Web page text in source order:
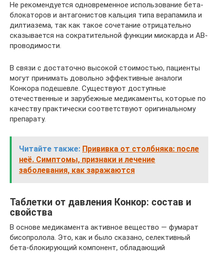
Не рекомендуется одновременное использование бета-
блокаторов и антагонистов кальция типа верапамила и
дилтиазема, так как такое сочетание отрицательно
сказывается на сократительной функции миокарда и АВ-
проводимости.
В связи с достаточно высокой стоимостью, пациенты
могут принимать довольно эффективные аналоги
Конкора подешевле. Существуют доступные
отечественные и зарубежные медикаменты, которые по
качеству практически соответствуют оригинальному
препарату.
Читайте также: Прививка от столбняка: после
неё. Симптомы, признаки и лечение
заболевания, как заражаются
Таблетки от давления Конкор: состав и
свойства
В основе медикамента активное вещество — фумарат
бисопролола. Это, как и было сказано, селективный
бета-блокирующий компонент, обладающий